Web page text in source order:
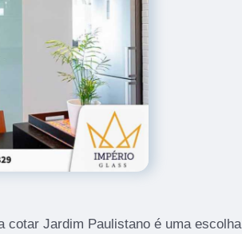
cotar Jardim Paulistano é uma escolha